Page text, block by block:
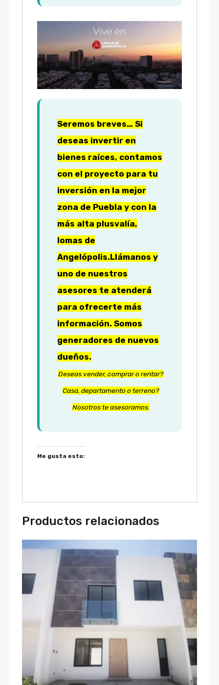
Seremos breves… Si
deseas invertir en
bienes raíces, contamos
con el proyecto para tu
inversión en la mejor
zona de Puebla y con la
más alta plusvalía,
lomas de
Angelópolis.Llámanos y
uno de nuestros
asesores te atenderá
para ofrecerte más
información. Somos
generadores de nuevos
dueños.
Deseas vender, comprar o rentar?
Casa, departamento o terreno?
Nosotros te asesoramos.
Me gusta esto:
Productos relacionados